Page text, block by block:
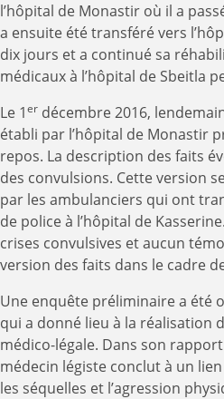
l’hôpital de Monastir où il a
a ensuite été transféré vers
dix jours et a continué sa
médicaux à l’hôpital de Sbeitla
Le 1er décembre 2016,
établi par l’hôpital de Monastir
repos. La description des faits
des convulsions. Cette version
par les ambulanciers qui ont
de police à l’hôpital de
crises convulsives et aucun
version des faits dans le cadre
Une enquête préliminaire a été
qui a donné lieu à la réalisation
médico-légale. Dans son
médecin légiste conclut à un
les séquelles et l’agression